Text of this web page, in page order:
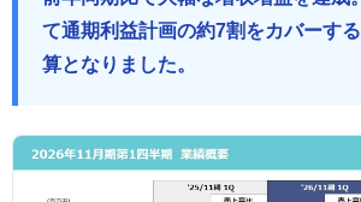
て通期利益計画の約7割をカバーす
算となりました。